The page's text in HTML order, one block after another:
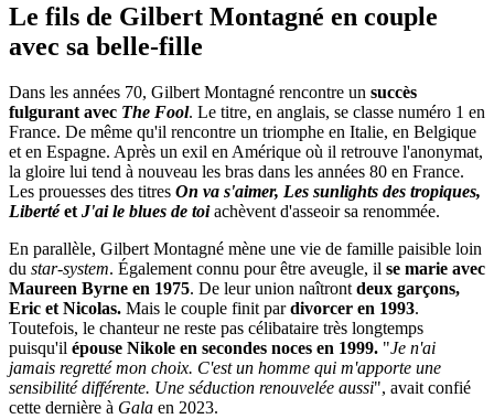
Le fils de Gilbert Montagné en couple
avec sa belle-fille
Dans les années 70, Gilbert Montagné rencontre un succès
fulgurant avec The Fool. Le titre, en anglais, se classe numéro 1 en
France. De même qu'il rencontre un triomphe en Italie, en Belgique
et en Espagne. Après un exil en Amérique où il retrouve l'anonymat,
la gloire lui tend à nouveau les bras dans les années 80 en France.
Les prouesses des titres On va s'aimer, Les sunlights des tropiques,
Liberté etJ'ai le blues de toiachèvent d'asseoir sa renommée.
En parallèle, Gilbert Montagné mène une vie de famille paisible loin
du star-system. Également connu pour être aveugle, il se marie avec
Maureen Byrne en 1975. De leur union naîtrontdeux garçons,
Eric et Nicolas. Mais le couple finit pardivorcer en 1993.
Toutefois, le chanteur ne reste pas célibataire très longtemps
puisqu'il épouse Nikole en secondes noces en 1999. "Je n'ai
jamais regretté mon choix. C'est un homme qui m'apporte une
sensibilité différente. Une séduction renouvelée aussi", avait confié
cette dernière à Gala en 2023.